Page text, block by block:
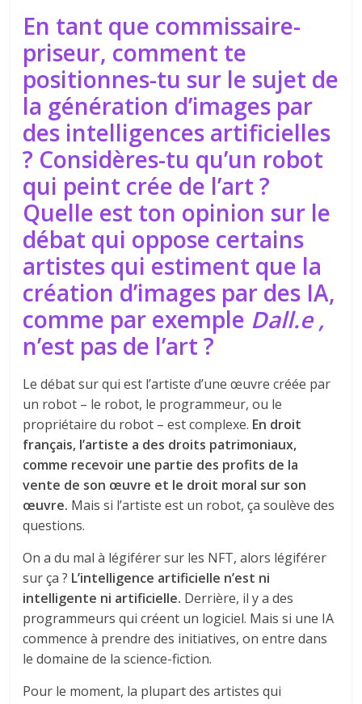
En tant que commissaire-
priseur, comment te
positionnes-tu sur le sujet de
la génération d’images par
des intelligences artificielles
? Considères-tu qu’un robot
qui peint crée de l’art ?
Quelle est ton opinion sur le
débat qui oppose certains
artistes qui estiment que la
création d’images par des IA,
comme par exemple Dall.e ,
n’est pas de l’art ?
Le débat sur qui est l’artiste d’une œuvre créée par
un robot – le robot, le programmeur, ou le
propriétaire du robot – est complexe. En droit
français, l’artiste a des droits patrimoniaux,
comme recevoir une partie des profits de la
vente de son œuvre et le droit moral sur son
œuvre. Mais si l’artiste est un robot, ça soulève des
questions.
On a du mal à légiférer sur les NFT, alors légiférer
sur ça ? L’intelligence artificielle n’est ni
intelligente ni artificielle. Derrière, il y a des
programmeurs qui créent un logiciel. Mais si une IA
commence à prendre des initiatives, on entre dans
le domaine de la science-fiction.
Pour le moment, la plupart des artistes qui